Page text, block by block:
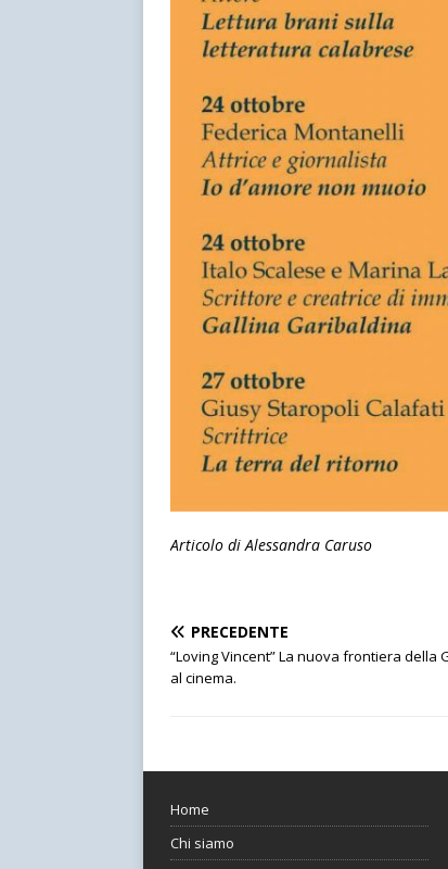
Articolo di Alessandra Caruso
PRECEDENTE
“Loving Vincent” La nuova frontiera della
al cinema.
Home
Chi siamo